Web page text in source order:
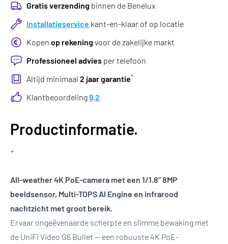
Gratis verzending binnen de Benelux
Installatieservice kant-en-klaar of op locatie
Kopen op rekening voor de zakelijke markt
Professioneel advies per telefoon
Altijd minimaal 2 jaar garantie*
Klantbeoordeling9,2
Productinformatie.
+
All-weather 4K PoE-camera met een 1/1.8" 8MP
beeldsensor, Multi-TOPS AI Engine en infrarood
nachtzicht met groot bereik.
Ervaar ongeëvenaarde scherpte en slimme bewaking met
de UniFi Video G6 Bullet — een robuuste 4K PoE-